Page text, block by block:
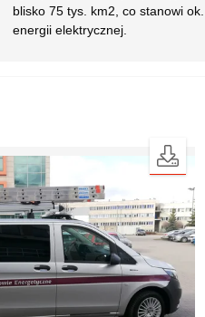
blisko 75 tys. km2, co stanowi
energii elektrycznej.